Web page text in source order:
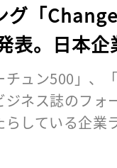
グ「
表。日本企
ュン500」、
ジネス誌のフォ
らしている企